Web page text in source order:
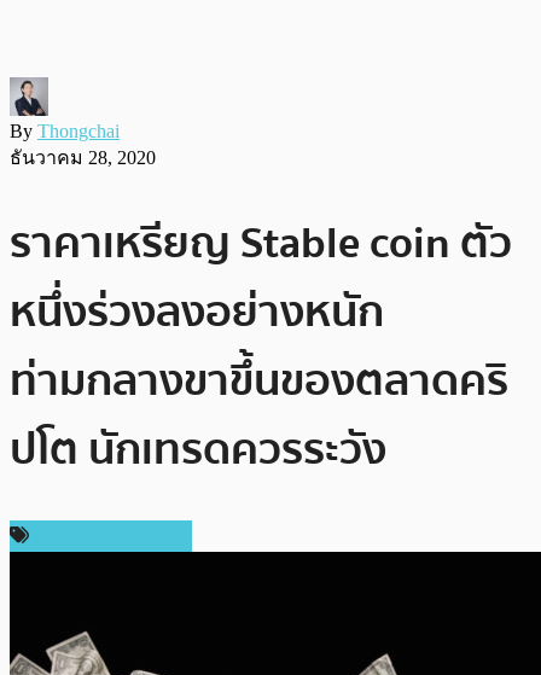
By Thongchai
ธันวาคม 28, 2020
ราคาเหรียญ Stable coin ตัว
หนึ่งร่วงลงอย่างหนัก
ท่ามกลางขาขึ้นของตลาดคริ
ปโต นักเทรดควรระวัง